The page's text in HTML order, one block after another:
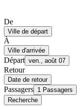
De
Ville de départ
À
Ville d'arrivée
Départ ven., août 07
Retour
Date de retour
Passagers 1 Passagers
Recherche